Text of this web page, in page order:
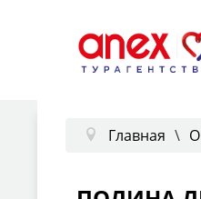
Главная